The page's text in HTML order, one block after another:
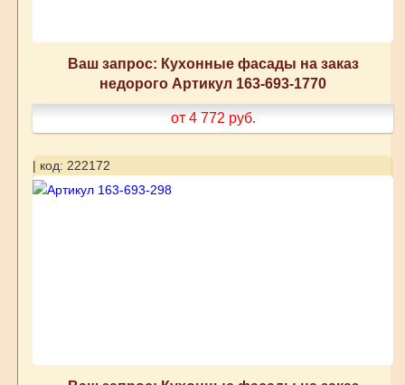
Ваш запрос: Кухонные фасады на заказ
недорого Артикул 163-693-1770
от 4 772 руб.
| код: 222172